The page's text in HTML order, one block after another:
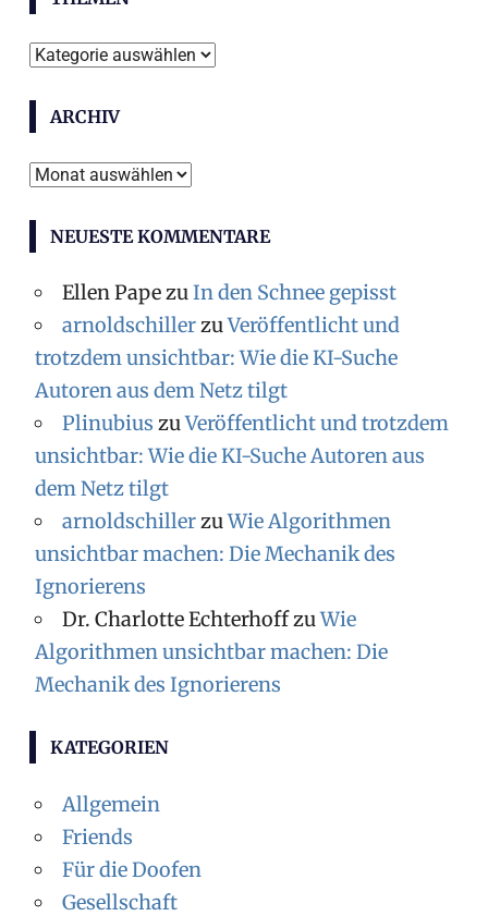
T
e
n
ARCHIV
A
i
v
NEUESTE KOMMENTARE
Ellen PapezuIn den Schnee gepisst
arnoldschillerzuVeröffentlicht und
trotzdem unsichtbar: Wie die KI-Suche
Autoren aus dem Netz tilgt
Plinubius zuVeröffentlicht und trotzdem
unsichtbar: Wie die KI-Suche Autoren aus
dem Netz tilgt
arnoldschillerzuWie Algorithmen
unsichtbar machen: Die Mechanik des
Ignorierens
Dr. Charlotte EchterhoffzuWie
Algorithmen unsichtbar machen: Die
Mechanik des Ignorierens
KATEGORIEN
Allgemein
Friends
Für die Doofen
Gesellschaft